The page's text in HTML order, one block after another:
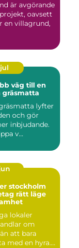
är avgörande
oavsett
en villagrund,
lyfter
och gör
inbjudande.
v...
stockholm
rätt läge
lokaler
om
att bara
med en hyra.